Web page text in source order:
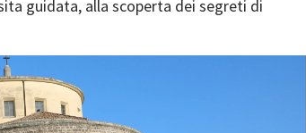
guidata, alla scoperta dei segreti di